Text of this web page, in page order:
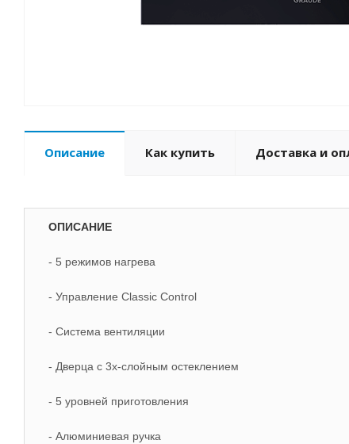
Описание Как купить Доставка и
ОПИСАНИЕ
- 5 режимов нагрева
- Управление Classic Control
- Система вентиляции
- Дверца с 3х-слойным остеклением
- 5 уровней приготовления
- Алюминиевая ручка